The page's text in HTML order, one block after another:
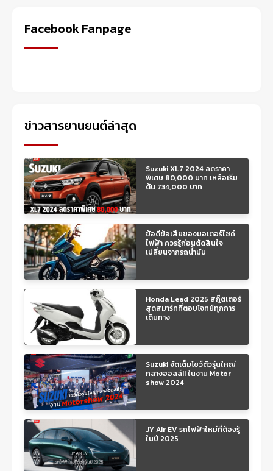
Facebook Fanpage
ข่าวสารยานยนต์ล่าสุด
Suzuki XL7 2024 ลดราคา
พิเศษ 80,000 บาท เหลือเริ่ม
ต้น 734,000 บาท
ข้อดีข้อเสียของมอเตอร์ไซค์
ไฟฟ้า ควรรู้ก่อนตัดสินใจ
เปลี่ยนจากรถน้ำมัน
Honda Lead 2025 สกู๊ตเตอร์
สุดสมาร์ทที่ตอบโจทย์ทุกการ
เดินทาง
Suzuki จัดเต็มโชว์ตัวรุ่นใหญ่
กลางฮอลล์!! ในงาน Motor
show 2024
JY Air EV รถไฟฟ้าใหม่ที่ต้องรู้
ในปี 2025